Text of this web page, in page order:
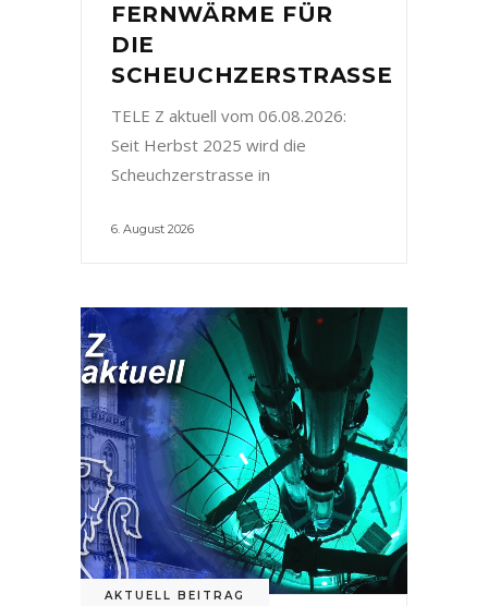
FERNWÄRME FÜR
DIE
SCHEUCHZERSTRASSE
TELE Z aktuell vom 06.08.2026:
Seit Herbst 2025 wird die
Scheuchzerstrasse in
6. August 2026
AKTUELL BEITRAG